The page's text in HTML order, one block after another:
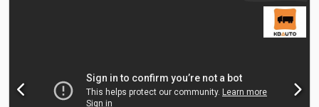
7.440 مم